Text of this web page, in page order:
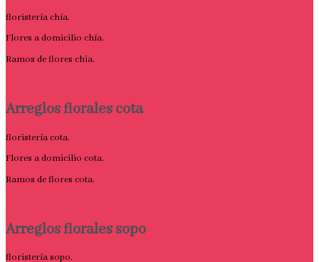
floristería chía.
Flores a domicilio chía.
Ramos de flores chia.
Arreglos florales cota
floristería cota.
Flores a domicilio cota.
Ramos de flores cota.
Arreglos florales sopo
floristería sopo.